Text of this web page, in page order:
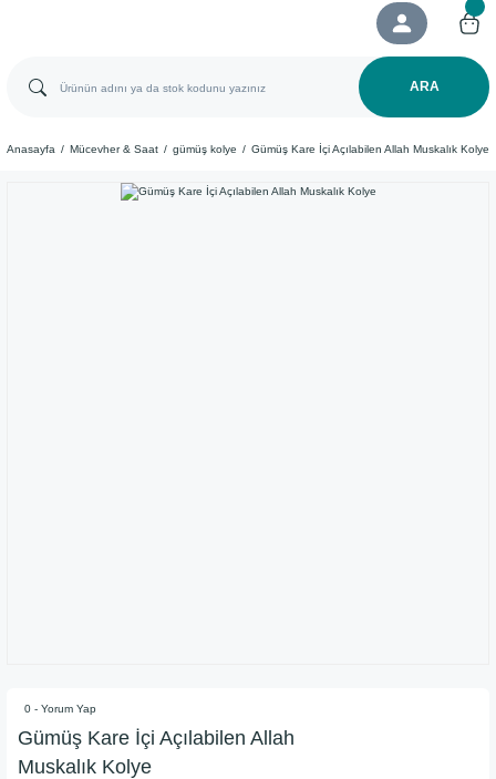
ARA
Anasayfa Mücevher & Saat gümüş kolye Gümüş Kare İçi Açılabilen Allah Muskalık Kolye
0 - Yorum Yap
Gümüş Kare İçi Açılabilen Allah
Muskalık Kolye